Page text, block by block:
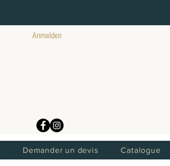
Anmelden
Demander un devis Catalogue